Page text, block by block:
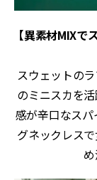
【異素材MIX
スウェットの
のミニスカを
感が辛口なスパ
グネックレス